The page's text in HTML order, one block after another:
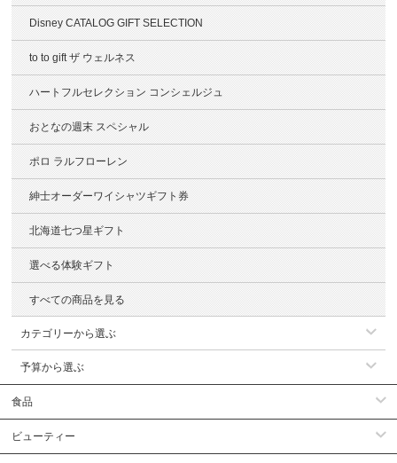
Disney CATALOG GIFT SELECTION
to to gift ザ ウェルネス
ハートフルセレクション コンシェルジュ
おとなの週末 スペシャル
ポロ ラルフローレン
紳士オーダーワイシャツギフト券
北海道七つ星ギフト
選べる体験ギフト
すべての商品を見る
カテゴリーから選ぶ
予算から選ぶ
食品
ビューティー